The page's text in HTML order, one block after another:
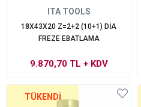
ITA TOOLS
18X43X20 Z=2+2 (10+1) DİA
FREZE EBATLAMA
9.870,70 TL + KDV
TÜKENDI